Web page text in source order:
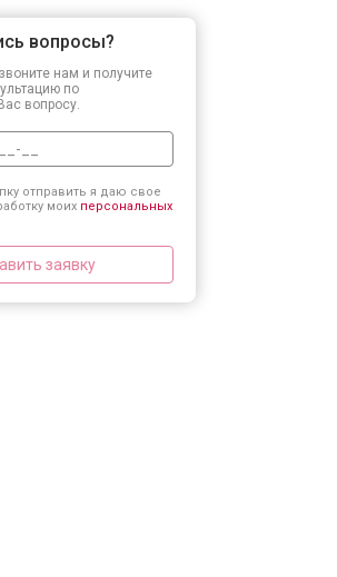
вопросы?
нам и получите
по
вопросу.
отправить я даю свое
моих персональных
заявку